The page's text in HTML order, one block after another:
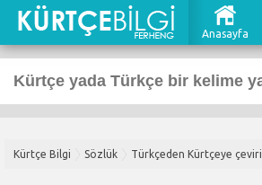
Anasayfa
Kürtçe Bilgi Sözlük Türkçeden Kürtçeye çeviri